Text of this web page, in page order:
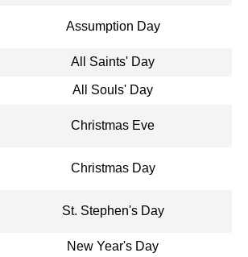
Assumption Day
All Saints' Day
All Souls' Day
Christmas Eve
Christmas Day
St. Stephen's Day
New Year's Day